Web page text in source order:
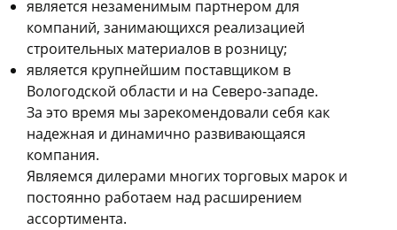
является незаменимым партнером для
компаний, занимающихся реализацией
строительных материалов в розницу;
является крупнейшим поставщиком в
Вологодской области и на Северо-западе.
За это время мы зарекомендовали себя как
надежная и динамично развивающаяся
компания.
Являемся дилерами многих торговых марок и
постоянно работаем над расширением
ассортимента.